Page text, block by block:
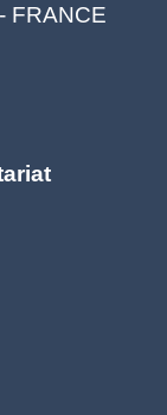
FRANCE